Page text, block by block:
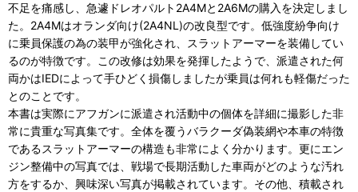
不足を痛感し、急遽ドレオパルト2A4Mと2A6Mの購入を決定しまし
た。2A4Mはオランダ向け(2A4NL)の改良型です。低強度紛争向け
に乗員保護の為の装甲が強化され、スラットアーマーを装備してい
るのが特徴です。この改修は効果を発揮したようで、派遣された何
両かはIEDによって手ひどく損傷しましたが乗員は何れも軽傷だった
とのことです。
本書は実際にアフガンに派遣され活動中の個体を詳細に撮影した非
常に貴重な写真集です。全体を覆うバラクーダ偽装網や本車の特徴
であるスラットアーマーの構造も非常によく分かります。更にエン
ジン整備中の写真では、戦場で長期活動した車両がどのような汚れ
方をするか、興味深い写真が掲載されています。その他、積載され